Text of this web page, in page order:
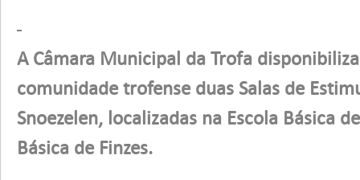
A Câmara Municipal da Trofa
comunidade trofense duas Salas de
Snoezelen, localizadas na Escola Básica
Básica de Finzes.